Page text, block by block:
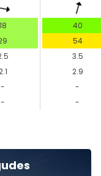
18
-
-
40
54
3.5
2.9
-
-